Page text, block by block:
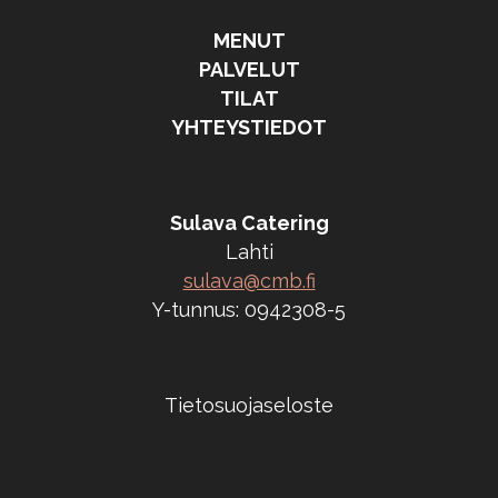
MENUT
PALVELUT
TILAT
YHTEYSTIEDOT
Sulava Catering
Lahti
sulava@cmb.fi
Y-tunnus: 0942308-5
Tietosuojaseloste